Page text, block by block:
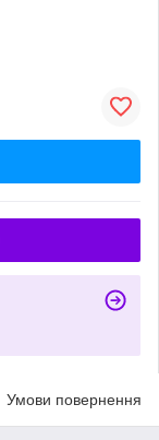
Умови повернення